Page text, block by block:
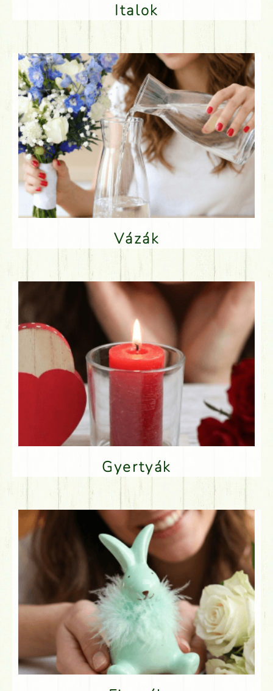
Italok
Vázák
Gyertyák